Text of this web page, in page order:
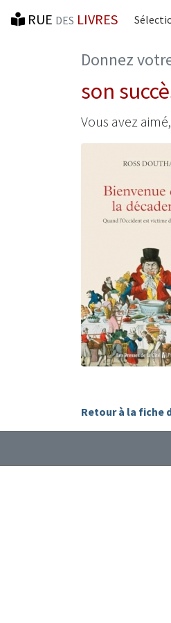
RUE DES LIVRES
Donnez
son
Vous avez
Retour à la fiche